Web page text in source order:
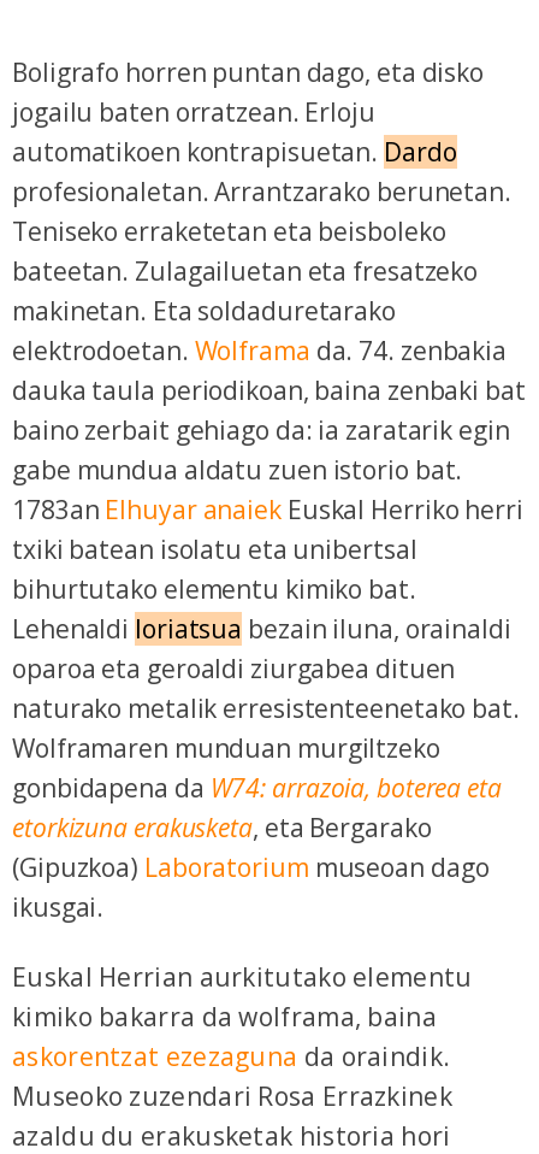
Boligrafo horren puntan dago, eta disko
jogailu baten orratzean. Erloju
automatikoen kontrapisuetan. Dardo
profesionaletan. Arrantzarako berunetan.
Teniseko erraketetan eta beisboleko
bateetan. Zulagailuetan eta fresatzeko
makinetan. Eta soldaduretarako
elektrodoetan. Wolframa da. 74. zenbakia
dauka taula periodikoan, baina zenbaki bat
baino zerbait gehiago da: ia zaratarik egin
gabe mundua aldatu zuen istorio bat.
1783an Elhuyar anaiekEuskal Herriko herri
txiki batean isolatu eta unibertsal
bihurtutako elementu kimiko bat.
Lehenaldi loriatsua bezain iluna, orainaldi
oparoa eta geroaldi ziurgabea dituen
naturako metalik erresistenteenetako bat.
Wolframaren munduan murgiltzeko
gonbidapena da W74: arrazoia, boterea eta
etorkizuna erakusketa, eta Bergarako
(Gipuzkoa) Laboratorium museoan dago
ikusgai.
Euskal Herrian aurkitutako elementu
kimiko bakarra da wolframa, baina
askorentzat ezezaguna da oraindik.
Museoko zuzendari Rosa Errazkinek
azaldu du erakusketak historia hori